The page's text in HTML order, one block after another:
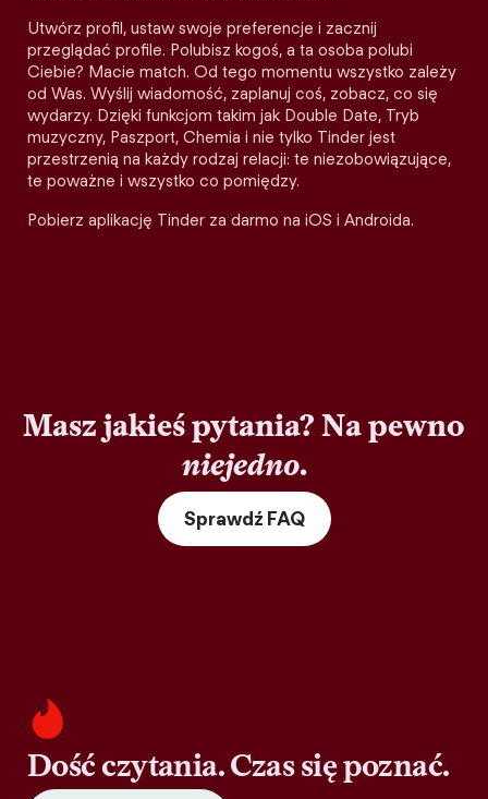
Utwórz profil, ustaw swoje preferencje i zacznij
przeglądać profile. Polubisz kogoś, a ta osoba polubi
Ciebie? Macie match. Od tego momentu wszystko zależy
od Was. Wyślij wiadomość, zaplanuj coś, zobacz, co się
wydarzy. Dzięki funkcjom takim jak Double Date, Tryb
muzyczny, Paszport, Chemia i nie tylko Tinder jest
przestrzenią na każdy rodzaj relacji: te niezobowiązujące,
te poważne i wszystko co pomiędzy.
Pobierz aplikację Tinder za darmo na iOS i Androida.
Masz jakieś pytania? Na pewno
niejedno.
Sprawdź FAQ
Dość czytania. Czas się poznać.